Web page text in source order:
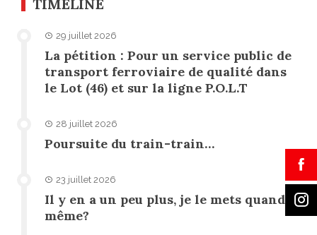
TIMELINE
29 juillet 2026
La pétition : Pour un service public de
transport ferroviaire de qualité dans
le Lot (46) et sur la ligne P.O.L.T
28 juillet 2026
Poursuite du train-train…
23 juillet 2026
Il y en a un peu plus, je le mets quand
même?